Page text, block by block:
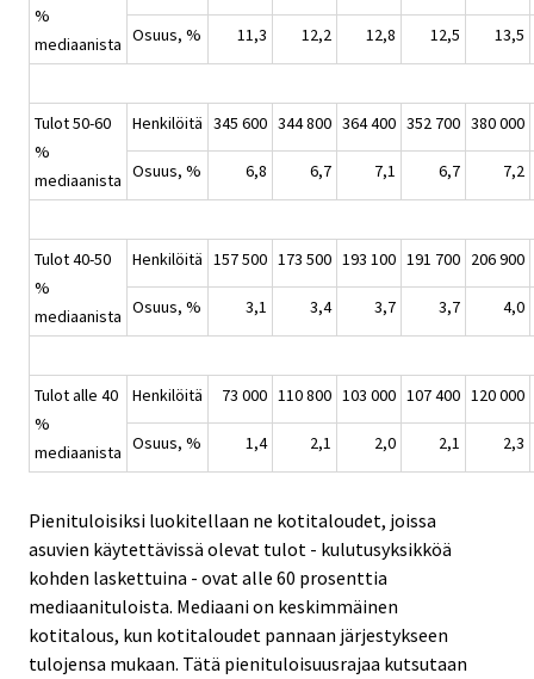
%
mediaanista Osuus, % 11,3 12,2 12,8 12,5 13,5
Tulot 50-60
%
mediaanista
Henkilöitä 345 600 344 800 364 400 352 700 380 000
Osuus, % 6,8 6,7 7,1 6,7 7,2
Tulot 40-50
%
mediaanista
Henkilöitä 157 500 173 500 193 100 191 700 206 900
Osuus, % 3,1 3,4 3,7 3,7 4,0
Tulot alle 40
%
mediaanista
Henkilöitä 73 000 110 800 103 000 107 400 120 000
Osuus, % 1,4 2,1 2,0 2,1 2,3
Pienituloisiksi luokitellaan ne kotitaloudet, joissa
asuvien käytettävissä olevat tulot - kulutusyksikköä
kohden laskettuina - ovat alle 60 prosenttia
mediaanituloista. Mediaani on keskimmäinen
kotitalous, kun kotitaloudet pannaan järjestykseen
tulojensa mukaan. Tätä pienituloisuusrajaa kutsutaan